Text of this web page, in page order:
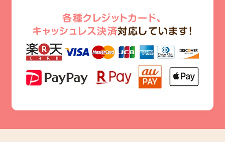
各種クレジットカード、
キャッシュレス決済対応しています!